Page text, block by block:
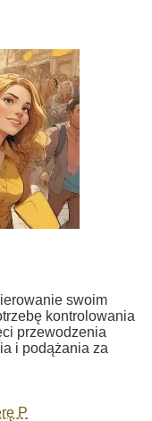
swoim
kontrolowania
przewodzenia
i podążania za
P